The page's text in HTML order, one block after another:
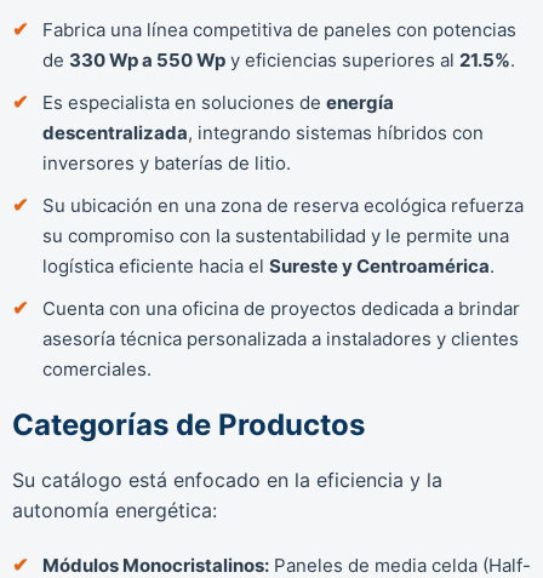
Fabrica una línea competitiva de paneles con potencias
de 330 Wp a 550 Wp y eficiencias superiores al 21.5%.
Es especialista en soluciones de energía
descentralizada, integrando sistemas híbridos con
inversores y baterías de litio.
Su ubicación en una zona de reserva ecológica refuerza
su compromiso con la sustentabilidad y le permite una
logística eficiente hacia el Sureste y Centroamérica.
Cuenta con una oficina de proyectos dedicada a brindar
asesoría técnica personalizada a instaladores y clientes
comerciales.
Categorías de Productos
Su catálogo está enfocado en la eficiencia y la
autonomía energética:
Módulos Monocristalinos: Paneles de media celda (Half-